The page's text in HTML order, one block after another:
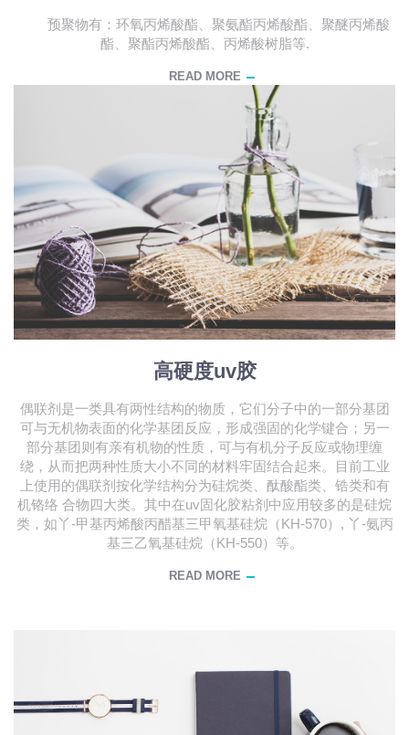
预聚物有：环氧丙烯酸酯、聚氨酯丙烯酸酯、聚醚丙烯酸
酯、聚酯丙烯酸酯、丙烯酸树脂等.
READ MORE
高硬度uv胶
偶联剂是一类具有两性结构的物质，它们分子中的一部分基团
可与无机物表面的化学基团反应，形成强固的化学键合；另一
部分基团则有亲有机物的性质，可与有机分子反应或物理缠
绕，从而把两种性质大小不同的材料牢固结合起来。目前工业
上使用的偶联剂按化学结构分为硅烷类、酞酸酯类、锆类和有
机铬络 合物四大类。其中在uv固化胶粘剂中应用较多的是硅烷
类，如丫-甲基丙烯酸丙醋基三甲氧基硅烷（KH-570）, 丫-氨丙
基三乙氧基硅烷（KH-550）等。
READ MORE